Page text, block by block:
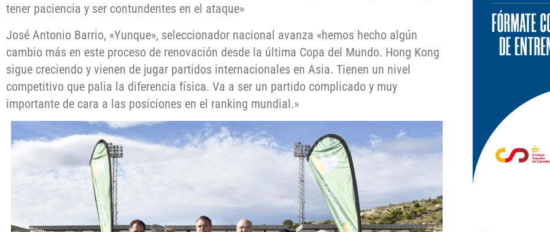
tener paciencia y ser contundentes en el ataque»
José Antonio Barrio, «Yunque», seleccionador nacional avanza «hemos hecho algún
cambio más en este proceso de renovación desde la última Copa del Mundo. Hong Kong
sigue creciendo y vienen de jugar partidos internacionales en Asia. Tienen un nivel
competitivo que palia la diferencia física. Va a ser un partido complicado y muy
importante de cara a las posiciones en el ranking mundial.»